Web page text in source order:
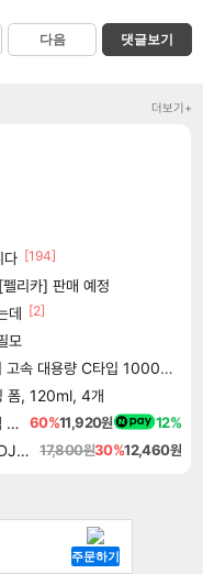
다음 댓글보기
더보기+
다 [194]
리카] 판매 예정
데 [2]
모
타입 10000mAh 홀더 세트 베이지
폼, 120ml, 4개
디제이맥스 리스펙트 V V 리버티 3 팩 DJMAX RESPECT V V Liberty 3 Pack DLC 60%11,920원 12%
디제이맥스 리스펙트 V ONGEKI 팩 DJMAX RESPECT V ONGEKI Pack DLC 17,800원30%12,460원